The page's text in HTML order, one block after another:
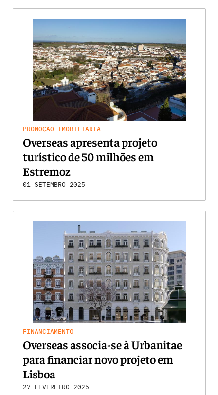
PROMOÇÃO IMOBILIÁRIA
Overseas apresenta projeto
turístico de 50 milhões em
Estremoz
01 SETEMBRO 2025
FINANCIAMENTO
Overseas associa-se à Urbanitae
para financiar novo projeto em
Lisboa
27 FEVEREIRO 2025